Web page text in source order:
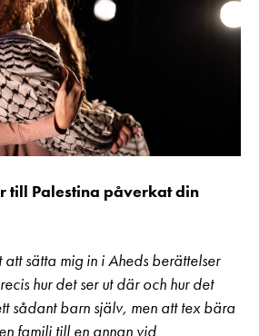
till Palestina påverkat din
sätta mig in i Aheds berättelser
hur det ser ut där och hur det
sådant barn själv, men att tex bära
familj till en annan vid